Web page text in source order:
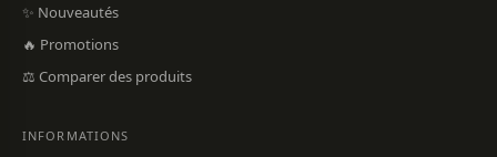
✨ Nouveautés
🔥 Promotions
⚖️ Comparer des produits
INFORMATIONS